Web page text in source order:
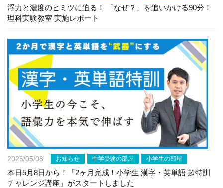
浮力と濃度のヒミツに迫る！ 「なぜ？」を追いかける90分！
理科実験教室 実施レポート
2026/05/08 お知らせ 中学受験の部屋 小学生の部屋
本日5月8日から！「2ヶ月完成！小学生 漢字・英単語 超特訓
チャレンジ講座」がスタートしました